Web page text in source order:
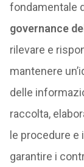
fondamentale
governance
rilevare e
mantenere
delle
raccolta,
le procedure
garantire i